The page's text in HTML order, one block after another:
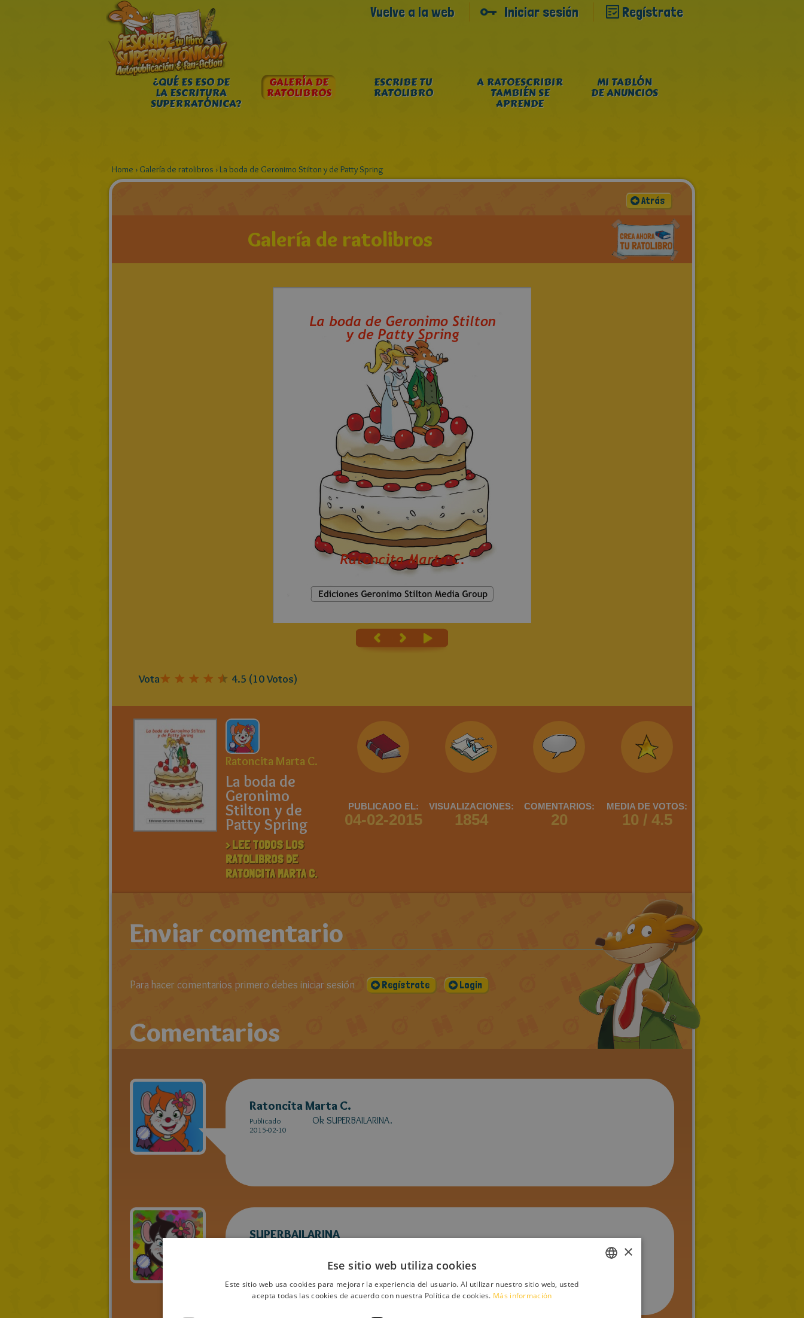
Vuelve a la web Iniciar sesión Regístrate
¿QUÉ ES ESO DE
LA ESCRITURA
SUPERRATÓNICA?
GALERÍA DE
RATOLIBROS
ESCRIBE TU
RATOLIBRO
A RATOESCRIBIR
TAMBIÉN SE
APRENDE
MI TABLÓN
DE ANUNCIOS
Home › Galería de ratolibros › La boda de Geronimo Stilton y de Patty Spring
Galería de ratolibros
Atrás
Vota 4.5 (10Votos)
Ratoncita Marta C.
La boda de
Geronimo
Stilton y de
Patty Spring
> LEE TODOS LOS
RATOLIBROS DE
RATONCITA MARTA C.
PUBLICADO EL:
04-02-2015
VISUALIZACIONES:
1854
COMENTARIOS:
20
MEDIA DE VOTOS:
10 / 4.5
Enviar comentario
Para hacer comentarios primero debes iniciar sesión Regístrate Login
Comentarios
Ratoncita Marta C.
Publicado
2015-02-10
Ok SUPERBAILARINA.
SUPERBAILARINA
No se lo que pasa Ratoncita Marta C , pero no te encuentro , porfavor , mandame de
nuevo la solicitud , plis
×
Ese sitio web utiliza cookies
Este sitio web usa cookies para mejorar la experiencia del usuario. Al utilizar nuestro sitio web, usted
acepta todas las cookies de acuerdo con nuestra Política de cookies. Más información